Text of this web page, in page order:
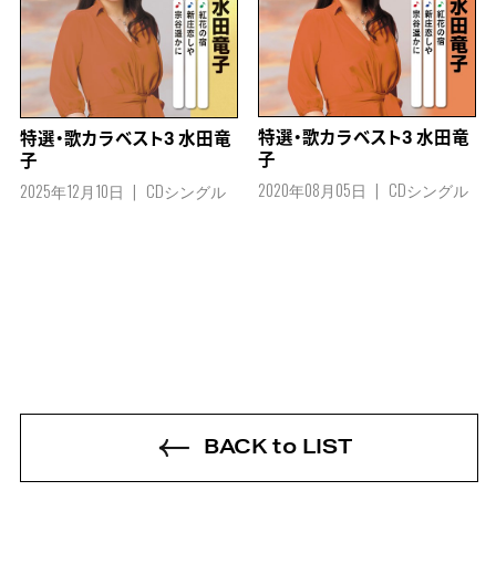
特選・歌カラベスト3 水田竜
子
2025年12月10日 CDシングル
特選・歌カラベスト3 水田竜
子
2020年08月05日 CDシングル
BACK to LIST